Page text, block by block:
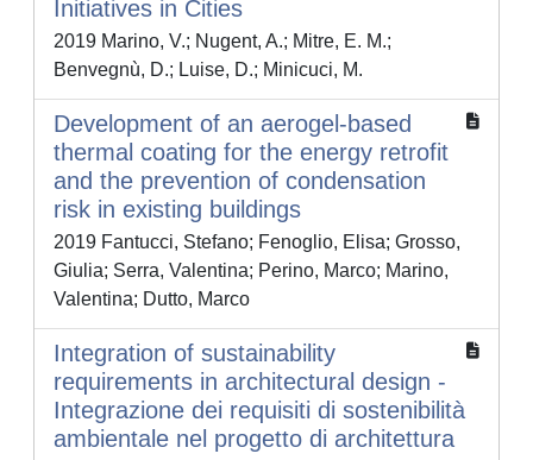
Initiatives in Cities
2019 Marino, V.; Nugent, A.; Mitre, E. M.;
Benvegnù, D.; Luise, D.; Minicuci, M.
Development of an aerogel-based
thermal coating for the energy retrofit
and the prevention of condensation
risk in existing buildings
2019 Fantucci, Stefano; Fenoglio, Elisa; Grosso,
Giulia; Serra, Valentina; Perino, Marco; Marino,
Valentina; Dutto, Marco
Integration of sustainability
requirements in architectural design -
Integrazione dei requisiti di sostenibilità
ambientale nel progetto di architettura